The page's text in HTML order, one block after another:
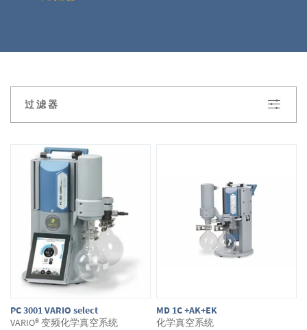
品有疑问吗？如有疑问您只需在网上商店中
PC 3001 VARIO select
VARIO® 变频化学真空系统
MD 1C +AK+EK
化学真空系统
过滤器